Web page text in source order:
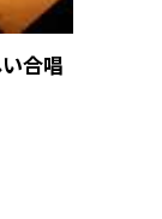
合唱